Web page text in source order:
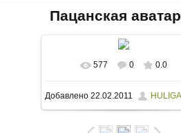
Пацанская
577 0 0.0
Добавлено 22.02.2011